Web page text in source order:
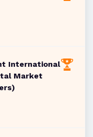
International
Market